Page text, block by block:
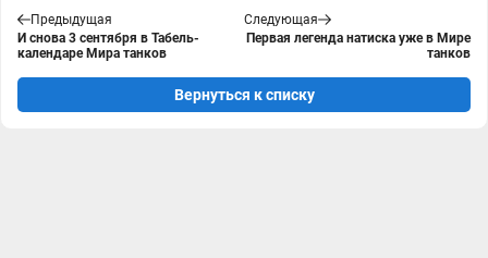
Предыдущая
И снова 3 сентября в Табель-
календаре Мира танков
Следующая
Первая легенда натиска уже в Мире
танков
Вернуться к списку